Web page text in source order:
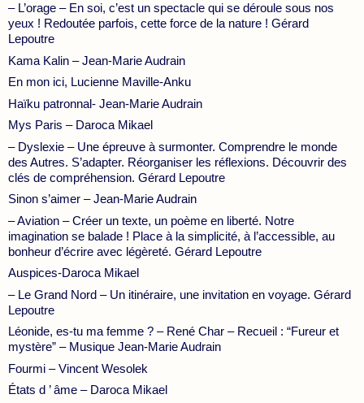
– L’orage – En soi, c’est un spectacle qui se déroule sous nos
yeux ! Redoutée parfois, cette force de la nature ! Gérard
Lepoutre
Kama Kalin – Jean-Marie Audrain
En mon ici, Lucienne Maville-Anku
Haïku patronnal- Jean-Marie Audrain
Mys Paris – Daroca Mikael
– Dyslexie – Une épreuve à surmonter. Comprendre le monde
des Autres. S’adapter. Réorganiser les réflexions. Découvrir des
clés de compréhension. Gérard Lepoutre
Sinon s’aimer – Jean-Marie Audrain
– Aviation – Créer un texte, un poème en liberté. Notre
imagination se balade ! Place à la simplicité, à l’accessible, au
bonheur d’écrire avec légèreté. Gérard Lepoutre
Auspices-Daroca Mikael
– Le Grand Nord – Un itinéraire, une invitation en voyage. Gérard
Lepoutre
Léonide, es-tu ma femme ? – René Char – Recueil : “Fureur et
mystère” – Musique Jean-Marie Audrain
Fourmi – Vincent Wesolek
États d ’ âme – Daroca Mikael